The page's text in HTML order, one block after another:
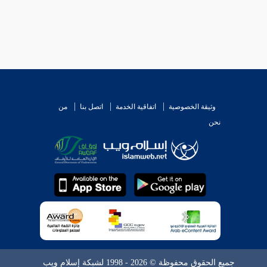
لولده في دفع المرض الأعظم عنه . فإنه يعد محسنا
وثيقة الخصوصية اتفاقية الخدمة اتصل بنا
من
نحن
جميع الحقوق محفوظة © 2026 - 1998 لشبكة إسلام ويب